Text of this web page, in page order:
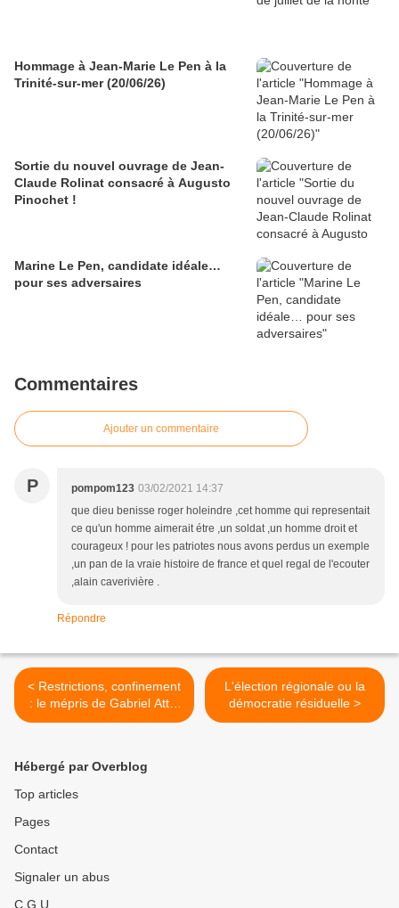
Hommage à Jean-Marie Le Pen à la
Trinité-sur-mer (20/06/26)
Sortie du nouvel ouvrage de Jean-
Claude Rolinat consacré à Augusto
Pinochet !
Marine Le Pen, candidate idéale…
pour ses adversaires
Commentaires
Ajouter un commentaire
P pompom123 03/02/2021 14:37
que dieu benisse roger holeindre ,cet homme qui representait
ce qu'un homme aimerait étre ,un soldat ,un homme droit et
courageux ! pour les patriotes nous avons perdus un exemple
,un pan de la vraie histoire de france et quel regal de l'ecouter
,alain caverivière .
Répondre
< Restrictions, confinement
: le mépris de Gabriel Attal
pour le peuple français
L'élection régionale ou la
démocratie résiduelle >
Hébergé par Overblog
Top articles
Pages
Contact
Signaler un abus
C.G.U.